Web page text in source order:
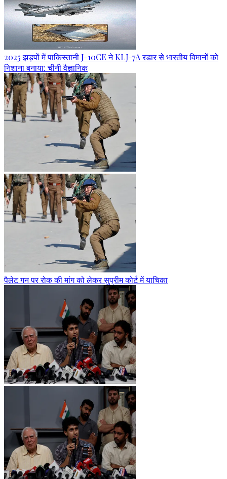
2025 झड़पों में पाकिस्तानी J-10CE ने KLJ-7A रडार से भारतीय विमानों को
निशाना बनाया: चीनी वैज्ञानिक
पैलेट गन पर रोक की मांग को लेकर सुप्रीम कोर्ट में याचिका